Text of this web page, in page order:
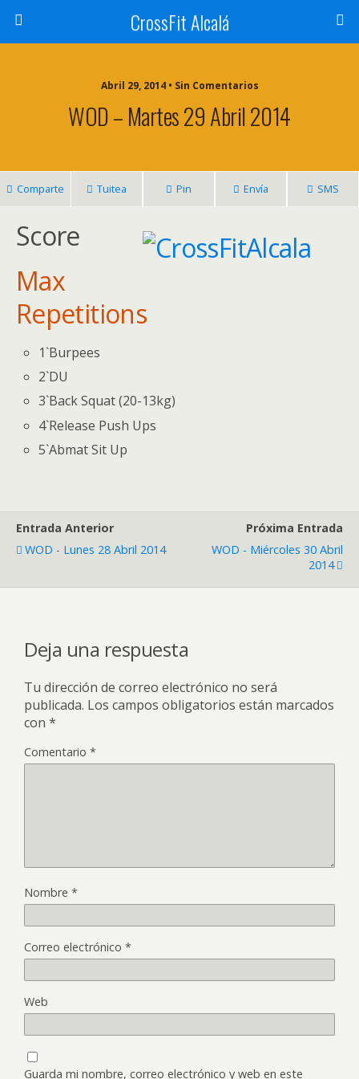
CrossFit Alcalá
Abril 29, 2014 • Sin Comentarios
WOD – Martes 29 Abril 2014
Comparte Tuitea Pin Envía SMS
Score
Max
Repetitions
1`Burpees
2`DU
3`Back Squat (20-13kg)
4`Release Push Ups
5`Abmat Sit Up
Entrada Anterior
WOD - Lunes 28 Abril 2014
Próxima Entrada
WOD - Miércoles 30 Abril
2014
Deja una respuesta
Tu dirección de correo electrónico no será
publicada. Los campos obligatorios están marcados
con *
Comentario *
Nombre *
Correo electrónico *
Web
Guarda mi nombre, correo electrónico y web en este